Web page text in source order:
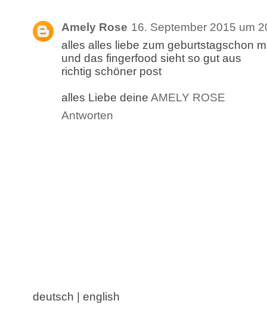
Amely Rose 16. September 2015 um
alles alles liebe zum geburtstagschon
und das fingerfood sieht so gut aus
richtig schöner post
alles Liebe deine AMELY ROSE
Antworten
deutsch | english